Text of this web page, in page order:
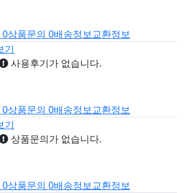
0상품문의 0배송정보교환정보
기
사용후기가 없습니다.
0상품문의 0배송정보교환정보
기
상품문의가 없습니다.
0상품문의 0배송정보교환정보